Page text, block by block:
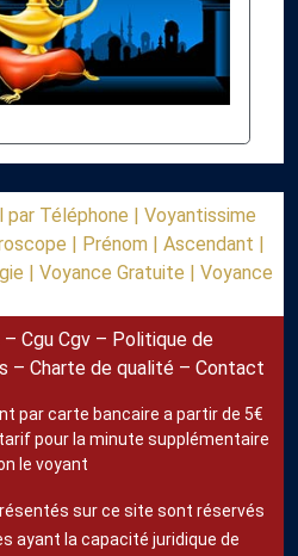
par Téléphone | Voyantissime
| Prénom | Ascendant |
| Voyance Gratuite | Voyance
– Cgu Cgv– Politique de
– Charte de qualité – Contact
par carte bancaire a partir de 5€
pour la minute supplémentaire
le voyant
sur ce site sont réservés
ayant la capacité juridique de